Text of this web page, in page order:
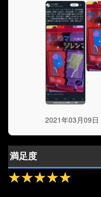
2021年03月09
満足度
★★★★★
★★★★★